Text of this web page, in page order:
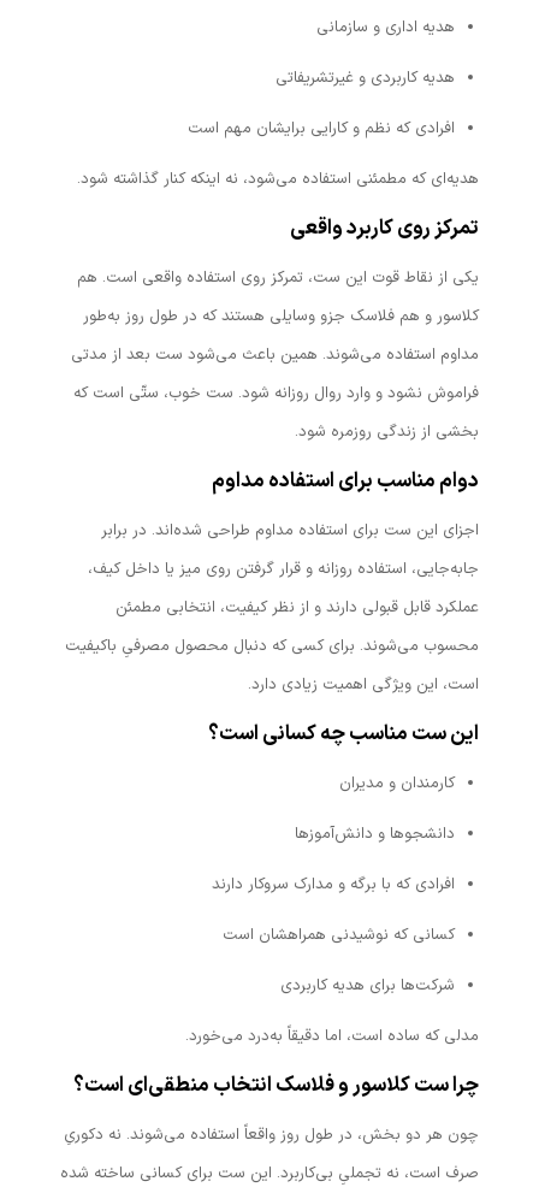
هدیه اداری و سازمانی
هدیه کاربردی و غیرتشریفاتی
افرادی که نظم و کارایی برایشان مهم است
هدیه‌ای که مطمئنی استفاده می‌شود، نه اینکه کنار گذاشته شود.
تمرکز روی کاربرد واقعی
یکی از نقاط قوت این ست، تمرکز روی استفاده واقعی است. هم
کلاسور و هم فلاسک جزو وسایلی هستند که در طول روز به‌طور
مداوم استفاده می‌شوند. همین باعث می‌شود ست بعد از مدتی
فراموش نشود و وارد روال روزانه شود. ست خوب، ستّی است که
بخشی از زندگی روزمره شود.
دوام مناسب برای استفاده مداوم
اجزای این ست برای استفاده مداوم طراحی شده‌اند. در برابر
جابه‌جایی، استفاده روزانه و قرار گرفتن روی میز یا داخل کیف،
عملکرد قابل قبولی دارند و از نظر کیفیت، انتخابی مطمئن
محسوب می‌شوند. برای کسی که دنبال محصول مصرفیِ باکیفیت
است، این ویژگی اهمیت زیادی دارد.
این ست مناسب چه کسانی است؟
کارمندان و مدیران
دانشجوها و دانش‌آموزها
افرادی که با برگه و مدارک سروکار دارند
کسانی که نوشیدنی همراهشان است
شرکت‌ها برای هدیه کاربردی
مدلی که ساده است، اما دقیقاً به‌درد می‌خورد.
چرا ست کلاسور و فلاسک انتخاب منطقی‌ای است؟
چون هر دو بخش، در طول روز واقعاً استفاده می‌شوند. نه دکوریِ
صرف است، نه تجملیِ بی‌کاربرد. این ست برای کسانی ساخته شده